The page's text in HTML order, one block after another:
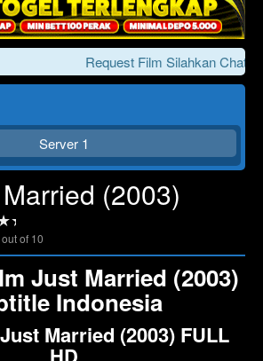
Request Film Silahkan Chat
Lewati >>>
Click To Play
Server 1
(2003)
out of 10
Just Married (2003)
Indonesia
Married (2003) FULL